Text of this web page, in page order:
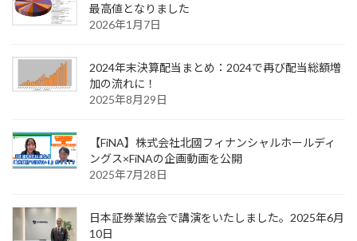
最高値となりました
2026年1月7日
2024年末決算配当まとめ：2024で再び配当総額増
加の流れに！
2025年8月29日
【FiNA】株式会社北國フィナンシャルホールディ
ングス×FiNAの企画動画を公開
2025年7月28日
日本証券業協会で講演をいたしました。2025年6月
10日